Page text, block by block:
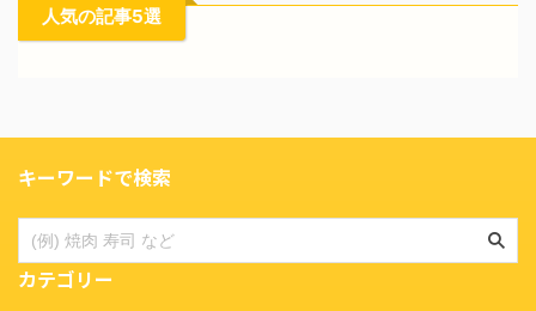
人気の記事5選
キーワードで検索
カテゴリー